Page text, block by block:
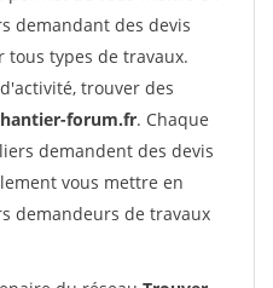
demandant des devis
tous types de travaux.
trouver des
forum.fr. Chaque
demandent des devis
vous mettre en
demandeurs de travaux